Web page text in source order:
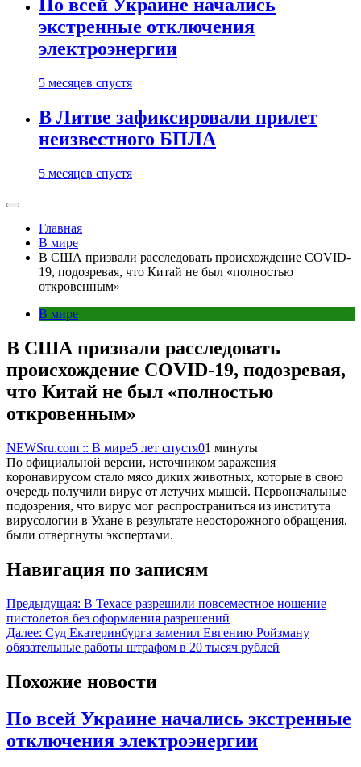
По всей Украине начались
экстренные отключения
электроэнергии
5 месяцев спустя
В Литве зафиксировали прилет
неизвестного БПЛА
5 месяцев спустя
Главная
В мире
В США призвали расследовать происхождение COVID-
19, подозревая, что Китай не был «полностью
откровенным»
В мире
В США призвали расследовать
происхождение COVID-19, подозревая,
что Китай не был «полностью
откровенным»
NEWSru.com :: В мире5 лет спустя01 минуты
По официальной версии, источником заражения
коронавирусом стало мясо диких животных, которые в свою
очередь получили вирус от летучих мышей. Первоначальные
подозрения, что вирус мог распространиться из института
вирусологии в Ухане в результате неосторожного обращения,
были отвергнуты экспертами.
Навигация по записям
Предыдущая: В Техасе разрешили повсеместное ношение
пистолетов без оформления разрешений
Далее: Суд Екатеринбурга заменил Евгению Ройзману
обязательные работы штрафом в 20 тысяч рублей
Похожие новости
По всей Украине начались экстренные
отключения электроэнергии